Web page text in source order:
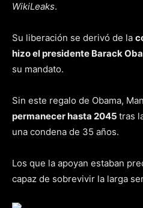
WikiLeaks.
Su liberación se derivó de la
hizo el presidente Barack
su mandato.
Sin este regalo de Obama,
permanecer hasta 2045 tras
una condena de 35 años.
Los que la apoyan estaban
capaz de sobrevivir la larga